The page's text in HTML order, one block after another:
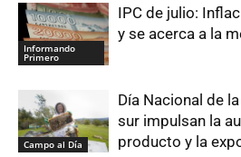
Informando
Primero
IPC de julio:
y se acerca a la
Campo al Día
Día Nacional de
sur impulsan la
producto y la